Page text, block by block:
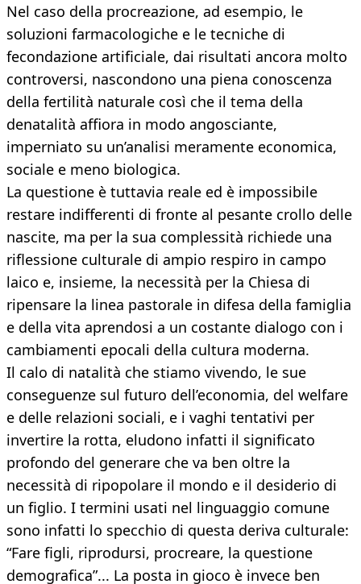
Nel caso della procreazione, ad esempio, le
soluzioni farmacologiche e le tecniche di
fecondazione artificiale, dai risultati ancora molto
controversi, nascondono una piena conoscenza
della fertilità naturale così che il tema della
denatalità affiora in modo angosciante,
imperniato su un’analisi meramente economica,
sociale e meno biologica.
La questione è tuttavia reale ed è impossibile
restare indifferenti di fronte al pesante crollo delle
nascite, ma per la sua complessità richiede una
riflessione culturale di ampio respiro in campo
laico e, insieme, la necessità per la Chiesa di
ripensare la linea pastorale in difesa della famiglia
e della vita aprendosi a un costante dialogo con i
cambiamenti epocali della cultura moderna.
Il calo di natalità che stiamo vivendo, le sue
conseguenze sul futuro dell’economia, del welfare
e delle relazioni sociali, e i vaghi tentativi per
invertire la rotta, eludono infatti il significato
profondo del generare che va ben oltre la
necessità di ripopolare il mondo e il desiderio di
un figlio. I termini usati nel linguaggio comune
sono infatti lo specchio di questa deriva culturale:
“Fare figli, riprodursi, procreare, la questione
demografica”... La posta in gioco è invece ben